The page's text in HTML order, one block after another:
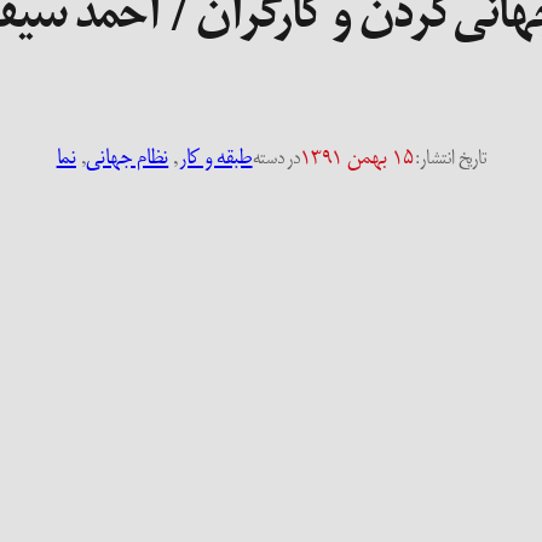
تاریخ انتشار:۱۵ بهمن ۱۳۹۱ در دستهطبقه و کار, نظام جهانی, نما